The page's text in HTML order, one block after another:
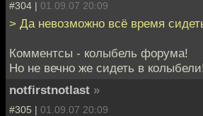
#304 | 01.09.07 20:09
> Да невозможно всё время
Комментсы - колыбель форума!
Но не вечно же сидеть в колыбели!
notfirstnotlast »
#305 | 01.09.07 20:09